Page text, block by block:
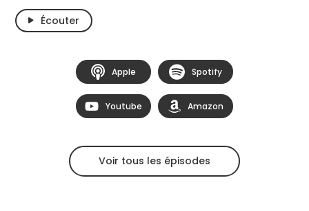
Écouter
Apple Spotify
Youtube Amazon
Voir tous les épisodes